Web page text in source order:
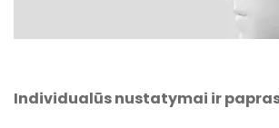
Individualūs nustatymai ir